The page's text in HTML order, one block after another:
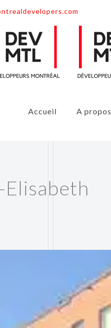
Accueil A propos
Elisabeth